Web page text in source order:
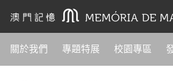
關於我們 專題特展 校園專區